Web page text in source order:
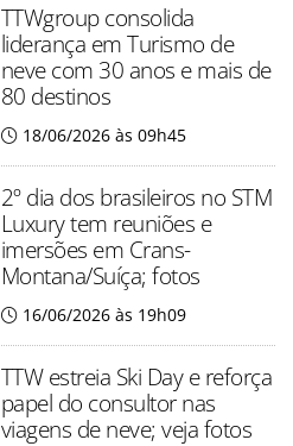
TTWgroup consolida
liderança em Turismo de
neve com 30 anos e mais de
80 destinos
18/06/2026 às 09h45
2º dia dos brasileiros no STM
Luxury tem reuniões e
imersões em Crans-
Montana/Suíça; fotos
16/06/2026 às 19h09
TTW estreia Ski Day e reforça
papel do consultor nas
viagens de neve; veja fotos